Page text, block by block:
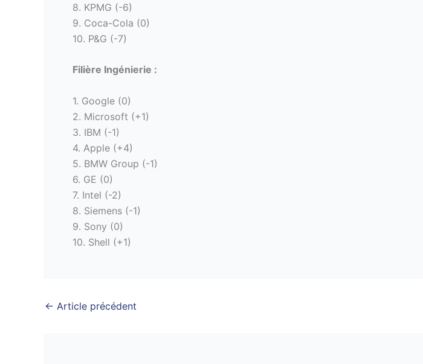
8. KPMG (-6)
9. Coca-Cola (0)
10. P&G (-7)
Filière Ingénierie :
1. Google (0)
2. Microsoft (+1)
3. IBM (-1)
4. Apple (+4)
5. BMW Group (-1)
6. GE (0)
7. Intel (-2)
8. Siemens (-1)
9. Sony (0)
10. Shell (+1)
← Article précédent